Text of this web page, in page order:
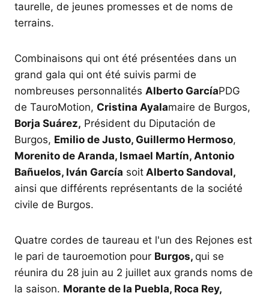
taurelle, de jeunes promesses et de noms de
terrains.
Combinaisons qui ont été présentées dans un
grand gala qui ont été suivis parmi de
nombreuses personnalités Alberto GarcíaPDG
de TauroMotion, Cristina Ayalamaire de Burgos,
Borja Suárez, Président du Diputación de
Burgos, Emilio de Justo, Guillermo Hermoso,
Morenito de Aranda, Ismael Martín, Antonio
Bañuelos, Iván García soit Alberto Sandoval,
ainsi que différents représentants de la société
civile de Burgos.
Quatre cordes de taureau et l'un des Rejones est
le pari de tauroemotion pour Burgos, qui se
réunira du 28 juin au 2 juillet aux grands noms de
la saison. Morante de la Puebla, Roca Rey,